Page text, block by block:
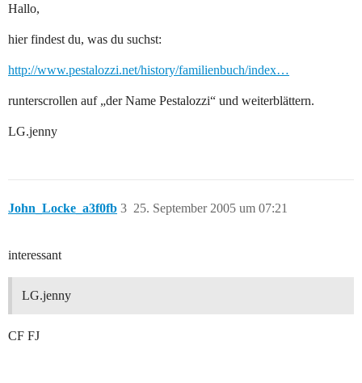
Hallo,
hier findest du, was du suchst:
http://www.pestalozzi.net/history/familienbuch/index…
runterscrollen auf „der Name Pestalozzi“ und weiterblättern.
LG.jenny
John_Locke_a3f0fb 25. September 2005 um 07:21
3
interessant
LG.jenny
CF FJ